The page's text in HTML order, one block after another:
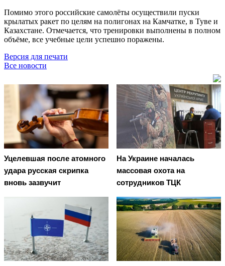
Помимо этого российские самолёты осуществили пуски
крылатых ракет по целям на полигонах на Камчатке, в Туве и
Казахстане. Отмечается, что тренировки выполнены в полном
объёме, все учебные цели успешно поражены.
Версия для печати
Все новости
Уцелевшая после атомного
удара русская скрипка
вновь зазвучит
На Украине началась
массовая охота на
сотрудников ТЦК